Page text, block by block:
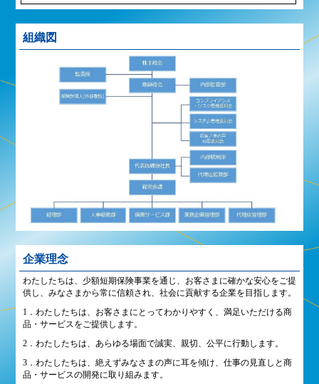
組織図
企業理念
わたしたちは、少額短期保険事業を通じ、お客さまに確かな安心をご提
供し、みなさまから常に信頼され、社会に貢献する企業を目指します。
1．わたしたちは、お客さまにとってわかりやすく、満足いただける商
品・サービスをご提供します。
2．わたしたちは、あらゆる場面で誠実、親切、公平に行動します。
3．わたしたちは、絶えずみなさまの声に耳を傾け、仕事の見直しと商
品・サービスの開発に取り組みます。